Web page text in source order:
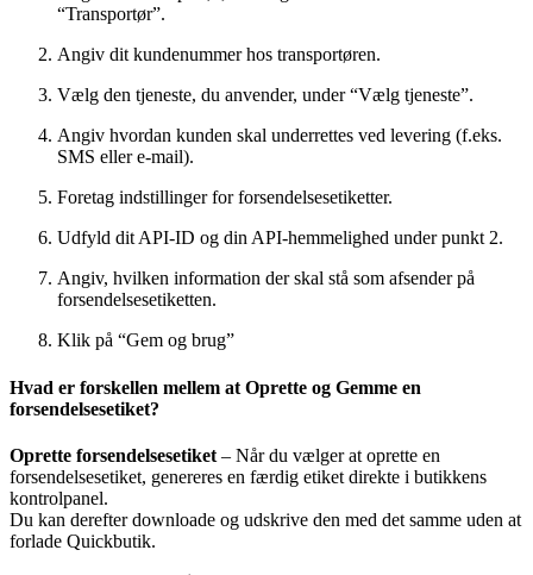
“Transportør”.
Angiv dit kundenummer hos transportøren.
Vælg den tjeneste, du anvender, under “Vælg tjeneste”.
Angiv hvordan kunden skal underrettes ved levering (f.eks.
SMS eller e-mail).
Foretag indstillinger for forsendelsesetiketter.
Udfyld dit API-ID og din API-hemmelighed under punkt 2.
Angiv, hvilken information der skal stå som afsender på
forsendelsesetiketten.
Klik på “Gem og brug”
Hvad er forskellen mellem at Oprette og Gemme en
forsendelsesetiket?
Oprette forsendelsesetiket – Når du vælger at oprette en
forsendelsesetiket, genereres en færdig etiket direkte i butikkens
kontrolpanel.
Du kan derefter downloade og udskrive den med det samme uden at
forlade Quickbutik.